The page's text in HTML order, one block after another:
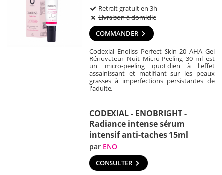
Retrait gratuit en 3h
Livraison à domicile
COMMANDER
Codexial Enoliss Perfect Skin 20 AHA Gel
Rénovateur Nuit Micro-Peeling 30 ml est
un micro-peeling quotidien à l'effet
assainissant et matifiant sur les peaux
grasses à imperfections persistantes de
l'adulte.
CODEXIAL - ENOBRIGHT -
Radiance intense sérum
intensif anti-taches 15ml
par ENO
CONSULTER